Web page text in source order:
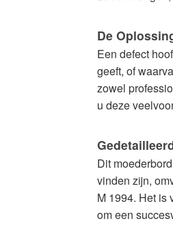
De
Een defect
geeft, of
zowel
u deze
Dit
vinden zijn,
M 1994. Het is
om een